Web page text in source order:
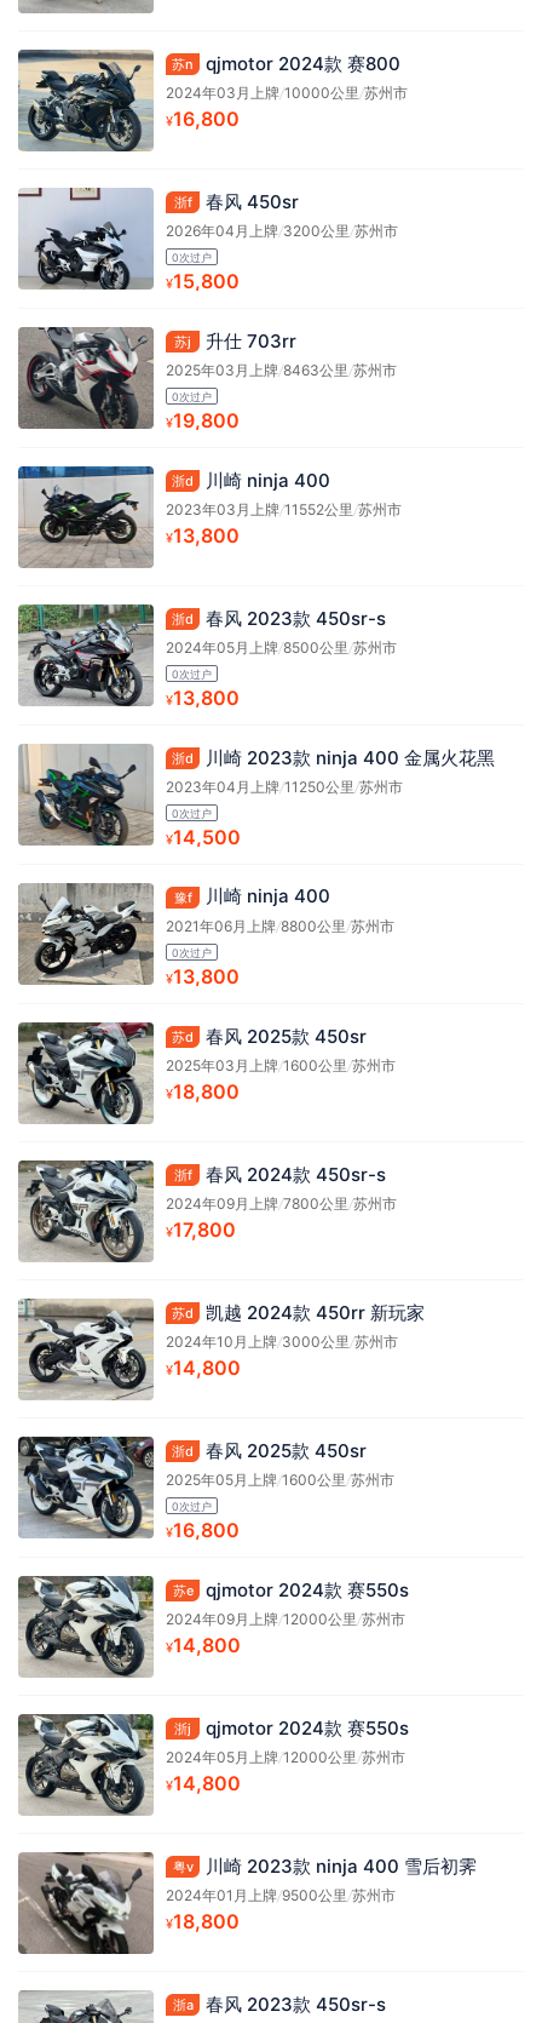
苏n qjmotor 2024款 赛800
2024年03月上牌/10000公里/苏州市
¥16,800
浙f 春风 450sr
2026年04月上牌/3200公里/苏州市
0次过户
¥15,800
苏j 升仕 703rr
2025年03月上牌/8463公里/苏州市
0次过户
¥19,800
浙d 川崎 ninja 400
2023年03月上牌/11552公里 /苏州市
¥13,800
浙d 春风 2023款 450sr-s
2024年05月上牌/8500公里 /苏州市
0次过户
¥13,800
浙d 川崎 2023款 ninja 400 金属火花黑
2023年04月上牌/11250公里 /苏州市
0次过户
¥14,500
豫f 川崎 ninja 400
2021年06月上牌/8800公里 /苏州市
0次过户
¥13,800
苏d 春风 2025款 450sr
2025年03月上牌/1600公里 /苏州市
¥18,800
浙f 春风 2024款 450sr-s
2024年09月上牌/7800公里 /苏州市
¥17,800
苏d 凯越 2024款 450rr 新玩家
2024年10月上牌/3000公里 /苏州市
¥14,800
浙d 春风 2025款 450sr
2025年05月上牌/1600公里 /苏州市
0次过户
¥16,800
苏e qjmotor 2024款 赛550s
2024年09月上牌/12000公里 /苏州市
¥14,800
浙j qjmotor 2024款 赛550s
2024年05月上牌/12000公里 /苏州市
¥14,800
粤v 川崎 2023款 ninja 400 雪后初霁
2024年01月上牌/9500公里 /苏州市
¥18,800
浙a 春风 2023款 450sr-s